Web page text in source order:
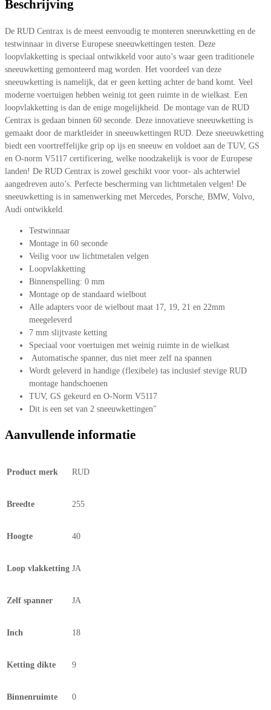
Beschrijving
De RUD Centrax is de meest eenvoudig te monteren sneeuwketting en de
testwinnaar in diverse Europese sneeuwkettingen testen. Deze
loopvlakketting is speciaal ontwikkeld voor auto’s waar geen traditionele
sneeuwketting gemonteerd mag worden. Het voordeel van deze
sneeuwketting is namelijk, dat er geen ketting achter de band komt. Veel
moderne voertuigen hebben weinig tot geen ruimte in de wielkast. Een
loopvlakketting is dan de enige mogelijkheid. De montage van de RUD
Centrax is gedaan binnen 60 seconde. Deze innovatieve sneeuwketting is
gemaakt door de marktleider in sneeuwkettingen RUD. Deze sneeuwketting
biedt een voortreffelijke grip op ijs en sneeuw en voldoet aan de TUV, GS
en O-norm V5117 certificering, welke noodzakelijk is voor de Europese
landen! De RUD Centrax is zowel geschikt voor voor- als achterwiel
aangedreven auto’s. Perfecte bescherming van lichtmetalen velgen! De
sneeuwketting is in samenwerking met Mercedes, Porsche, BMW, Volvo,
Audi ontwikkeld.
Testwinnaar
Montage in 60 seconde
Veilig voor uw lichtmetalen velgen
Loopvlakketting
Binnenspelling: 0 mm
Montage op de standaard wielbout
Alle adapters voor de wielbout maat 17, 19, 21 en 22mm
meegeleverd
7 mm slijtvaste ketting
Speciaal voor voertuigen met weinig ruimte in de wielkast
Automatische spanner, dus niet meer zelf na spannen
Wordt geleverd in handige (flexibele) tas inclusief stevige RUD
montage handschoenen
TUV, GS gekeurd en O-Norm V5117
Dit is een set van 2 sneeuwkettingen"
Aanvullende informatie
Product merk RUD
Breedte 255
Hoogte 40
Loop vlakketting JA
Zelf spanner JA
Inch 18
Ketting dikte 9
Binnenruimte 0